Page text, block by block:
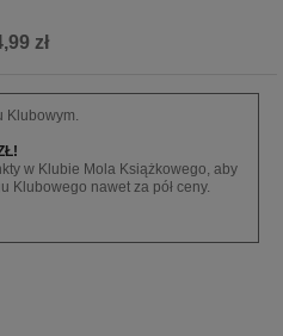
zł
Klubowym.
w Klubie Mola Książkowego, aby
Klubowego nawet za pół ceny.